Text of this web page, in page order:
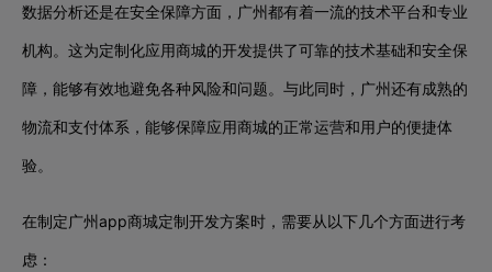
数据分析还是在安全保障方面，广州都有着一流的技术平台和专业
机构。这为定制化应用商城的开发提供了可靠的技术基础和安全保
障，能够有效地避免各种风险和问题。与此同时，广州还有成熟的
物流和支付体系，能够保障应用商城的正常运营和用户的便捷体
验。
在制定广州app商城定制开发方案时，需要从以下几个方面进行考
虑：